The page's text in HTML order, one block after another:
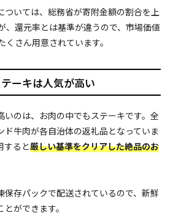
ついては、総務省が寄附金額の割合を上
、還元率とは基準が違うので、市場価値
さん用意されています。
ーキは人気が高い
いのは、お肉の中でもステーキです。全
ド牛肉が各自治体の返礼品となっていま
すると厳しい基準をクリアした絶品のお
保存パックで配送されているので、新鮮
ができます。